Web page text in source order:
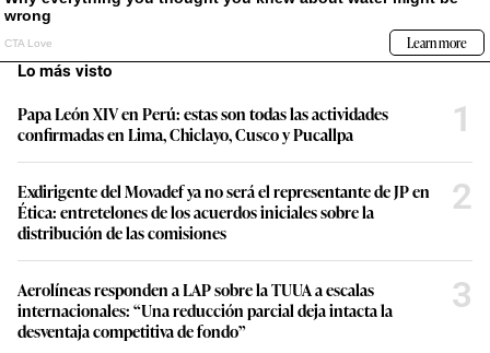
Lo más visto
Papa León XIV en Perú: estas son todas las actividades
confirmadas en Lima, Chiclayo, Cusco y Pucallpa
1
Exdirigente del Movadef ya no será el representante de JP en
Ética: entretelones de los acuerdos iniciales sobre la
distribución de las comisiones
2
Aerolíneas responden a LAP sobre la TUUA a escalas
internacionales: “Una reducción parcial deja intacta la
desventaja competitiva de fondo”
3